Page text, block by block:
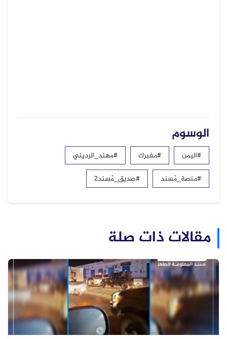
الوسوم
#اليمن #مفبرك
#مهند_الرديني
#منصة_مُسند
#صديق_مُسند2
مقالات ذات صلة